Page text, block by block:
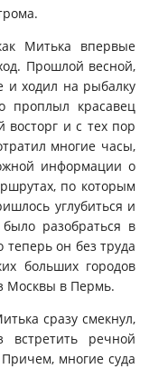
Митька впервые
Прошлой весной,
и ходил на рыбалку
проплыл красавец
и с тех пор
многие часы,
информации о
по которым
углубиться и
разобраться в
теперь он без труда
больших городов
Москвы в Пермь.
сразу смекнул,
речной
многие суда